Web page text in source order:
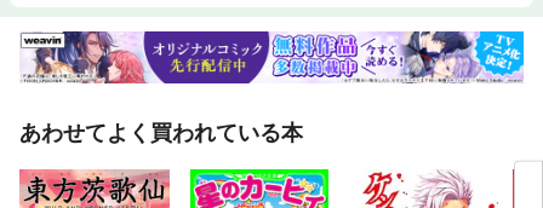
あわせてよく買われている本